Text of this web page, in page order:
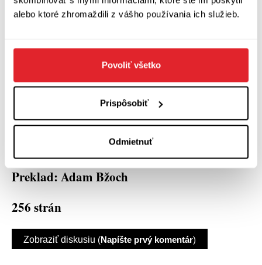
alebo ktoré zhromaždili z vášho používania ich služieb.
Povoliť všetko
Prispôsobiť
Odmietnuť
patetickej teatrálnosti) výborná práca
skúsenosť. Silne provokatívne, naturalistické,
nechutné a vždy šokujúce nazretie na odvrátenú
stranu viery. Svätí a šialení jedno sú.
Jeroen Brouwers: Drevo
Vydal: Slovart 2017 (edícia MM)
Preklad: Adam Bžoch
256 strán
Zobraziť diskusiu (Napíšte prvý komentár)